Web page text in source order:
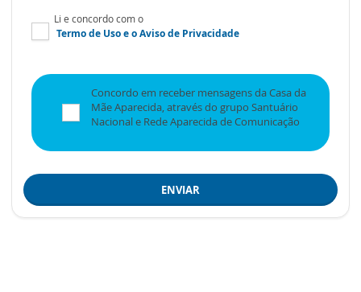
Li e concordo com o
Termo de Usoe oAviso de Privacidade
Concordo em receber mensagens da Casa da
Mãe Aparecida, através do grupo Santuário
Nacional e Rede Aparecida de Comunicação
ENVIAR